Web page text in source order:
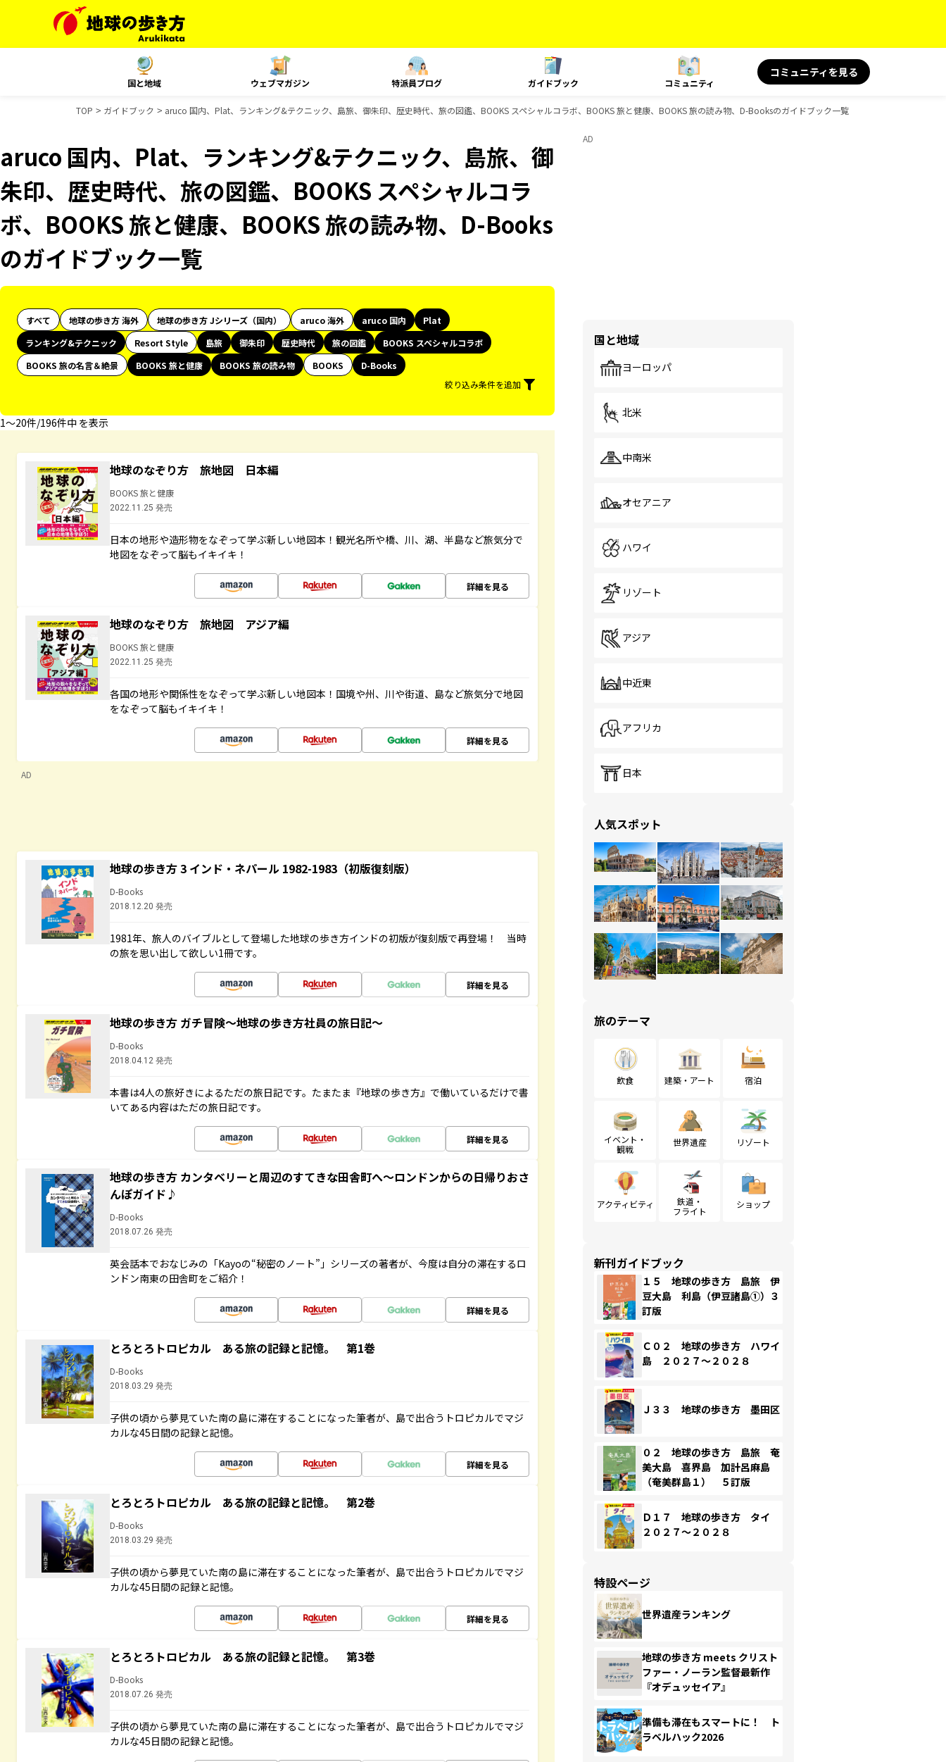
国と地域 ウェブマガジン 特派員ブログ ガイドブック コミュニティ
コミュニティを見る
TOP ガイドブック aruco 国内、Plat、ランキング&テクニック、島旅、御朱印、歴史時代、旅の図鑑、BOOKS スペシャルコラボ、BOOKS 旅と健康、BOOKS 旅の読み物、D-Booksのガイドブック一覧
aruco 国内、Plat、ランキング&テクニック、島旅、御
朱印、歴史時代、旅の図鑑、BOOKS スペシャルコラ
ボ、BOOKS 旅と健康、BOOKS 旅の読み物、D-Books
のガイドブック一覧
すべて 地球の歩き方 海外 地球の歩き方 Jシリーズ（国内） aruco 海外 aruco 国内
Plat
ランキング&テクニック
Resort Style 島旅 御朱印 歴史時代 旅の図鑑
BOOKS スペシャルコラボ
BOOKS 旅の名言＆絶景
BOOKS 旅と健康 BOOKS 旅の読み物 BOOKS
D-Books
絞り込み条件を追加
1〜20件/196件中 を表示
地球のなぞり方 旅地図 日本編
BOOKS 旅と健康
2022.11.25 発売
日本の地形や造形物をなぞって学ぶ新しい地図本！観光名所や橋、川、湖、半島など旅気分で
地図をなぞって脳もイキイキ！
詳細を見る
地球のなぞり方 旅地図 アジア編
BOOKS 旅と健康
2022.11.25 発売
各国の地形や関係性をなぞって学ぶ新しい地図本！国境や州、川や街道、島など旅気分で地図
をなぞって脳もイキイキ！
詳細を見る
AD
地球の歩き方 3 インド・ネパール 1982-1983（初版復刻版）
D-Books
2018.12.20 発売
1981年、旅人のバイブルとして登場した地球の歩き方インドの初版が復刻版で再登場！ 当時
の旅を思い出して欲しい1冊です。
詳細を見る
地球の歩き方 ガチ冒険～地球の歩き方社員の旅日記～
D-Books
2018.04.12 発売
本書は4人の旅好きによるただの旅日記です。たまたま『地球の歩き方』で働いているだけで書
いてある内容はただの旅日記です。
詳細を見る
地球の歩き方 カンタベリーと周辺のすてきな田舎町へ～ロンドンからの日帰りおさ
んぽガイド♪
D-Books
2018.07.26 発売
英会話本でおなじみの「Kayoの“秘密のノート”」シリーズの著者が、今度は自分の滞在するロ
ンドン南東の田舎町をご紹介！
詳細を見る
とろとろトロピカル ある旅の記録と記憶。 第1巻
D-Books
2018.03.29 発売
子供の頃から夢見ていた南の島に滞在することになった筆者が、島で出合うトロピカルでマジ
カルな45日間の記録と記憶。
詳細を見る
とろとろトロピカル ある旅の記録と記憶。 第2巻
D-Books
2018.03.29 発売
子供の頃から夢見ていた南の島に滞在することになった筆者が、島で出合うトロピカルでマジ
カルな45日間の記録と記憶。
詳細を見る
とろとろトロピカル ある旅の記録と記憶。 第3巻
D-Books
2018.07.26 発売
子供の頃から夢見ていた南の島に滞在することになった筆者が、島で出合うトロピカルでマジ
カルな45日間の記録と記憶。
AD
国と地域
ヨーロッパ
北米
中南米
オセアニア
ハワイ
リゾート
アジア
中近東
アフリカ
日本
人気スポット
旅のテーマ
飲食 建築・アート 宿泊
イベント・
観戦
世界遺産 リゾート
アクティビティ
鉄道・
フライト
ショップ
新刊ガイドブック
１５ 地球の歩き方 島旅 伊
豆大島 利島（伊豆諸島①）３
訂版
Ｃ０２ 地球の歩き方 ハワイ
島 ２０２７～２０２８
Ｊ３３ 地球の歩き方 墨田区
０２ 地球の歩き方 島旅 奄
美大島 喜界島 加計呂麻島
（奄美群島１） ５訂版
Ｄ１７ 地球の歩き方 タイ
２０２７～２０２８
特設ページ
世界遺産ランキング
地球の歩き方 meets クリスト
ファー・ノーラン監督最新作
『オデュッセイア』
準備も滞在もスマートに！ ト
ラベルハック2026